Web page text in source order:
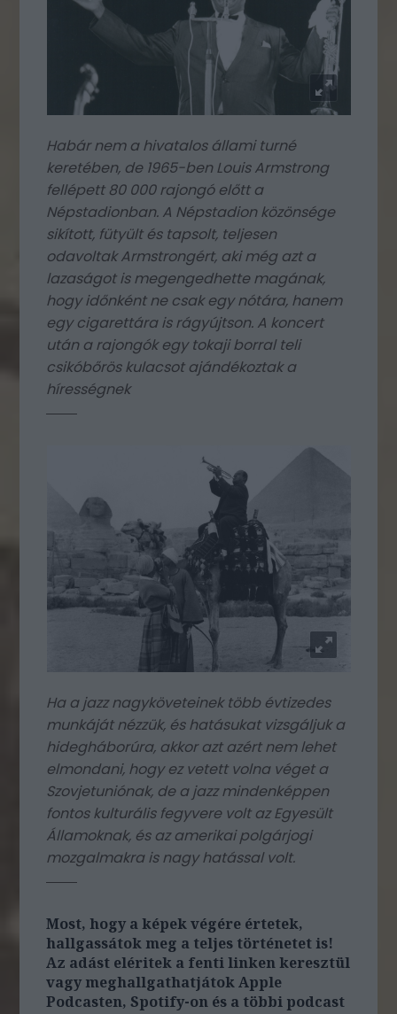
Habár nem a hivatalos állami turné
keretében, de 1965-ben Louis Armstrong
fellépett 80 000 rajongó előtt a
Népstadionban. A Népstadion közönsége
sikított, fütyült és tapsolt, teljesen
odavoltak Armstrongért, aki még azt a
lazaságot is megengedhette magának,
hogy időnként ne csak egy nótára, hanem
egy cigarettára is rágyújtson. A koncert
után a rajongók egy tokaji borral teli
csikóbőrös kulacsot ajándékoztak a
hírességnek
Ha a jazz nagyköveteinek több évtizedes
munkáját nézzük, és hatásukat vizsgáljuk a
hidegháborúra, akkor azt azért nem lehet
elmondani, hogy ez vetett volna véget a
Szovjetuniónak, de a jazz mindenképpen
fontos kulturális fegyvere volt az Egyesült
Államoknak, és az amerikai polgárjogi
mozgalmakra is nagy hatással volt.
Most, hogy a képek végére értetek,
hallgassátok meg a teljes történetet is!
Az adást eléritek a fenti linken keresztül
vagy meghallgathatjátok Apple
Podcasten, Spotify-on és a többi podcast